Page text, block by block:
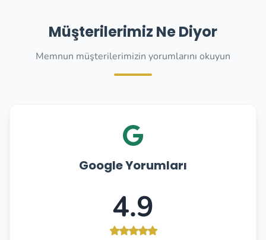
Müşterilerimiz Ne Diyor
Memnun müşterilerimizin yorumlarını okuyun
Google Yorumları
4.9